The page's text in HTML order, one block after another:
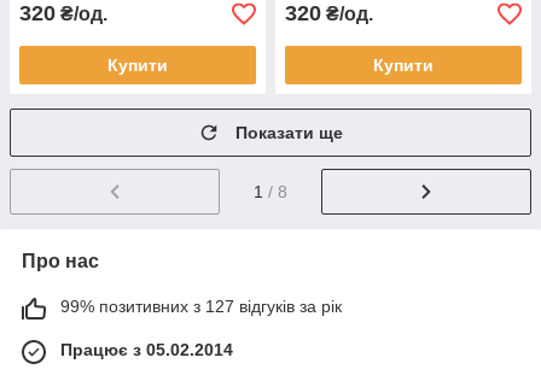
320 ₴/од.
Купити
320 ₴/од.
Купити
Показати ще
1 / 8
Про нас
99% позитивних з 127 відгуків за рік
Працює з 05.02.2014